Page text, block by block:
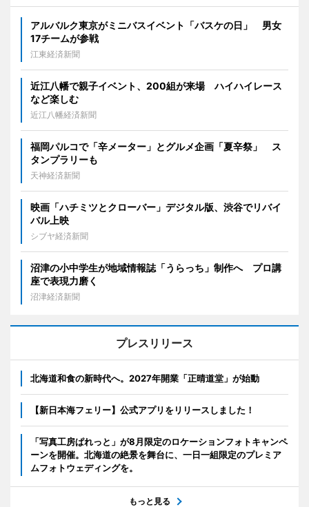
アルバルク東京がミニバスイベント「バスケの日」 男女
17チームが参戦
江東経済新聞
近江八幡で親子イベント、200組が来場 ハイハイレース
など楽しむ
近江八幡経済新聞
福岡パルコで「辛メーター」とグルメ企画「夏辛祭」 ス
タンプラリーも
天神経済新聞
映画「ハチミツとクローバー」デジタル版、渋谷でリバイ
バル上映
シブヤ経済新聞
沼津の小中学生が地域情報誌「うらっち」制作へ プロ講
座で表現力磨く
沼津経済新聞
プレスリリース
北海道和食の新時代へ。2027年開業「正晴道堂」が始動
【新日本海フェリー】公式アプリをリリースしました！
「写真工房ぱれっと」が8月限定のロケーションフォトキャンペ
ーンを開催。北海道の絶景を舞台に、一日一組限定のプレミア
ムフォトウェディングを。
もっと見る